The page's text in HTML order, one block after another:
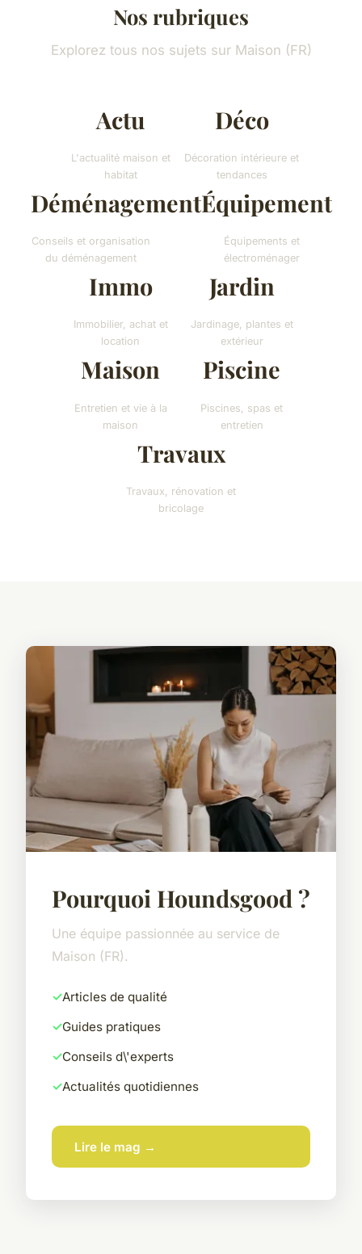
Nos rubriques
Explorez tous nos sujets sur Maison (FR)
Actu
L'actualité maison et
habitat
Déco
Décoration intérieure et
tendances
Déménagement
Conseils et organisation
du déménagement
Équipement
Équipements et
électroménager
Immo
Immobilier, achat et
location
Jardin
Jardinage, plantes et
extérieur
Maison
Entretien et vie à la
maison
Piscine
Piscines, spas et
entretien
Travaux
Travaux, rénovation et
bricolage
Pourquoi Houndsgood ?
Une équipe passionnée au service de
Maison (FR).
Articles de qualité
Guides pratiques
Conseils d\'experts
Actualités quotidiennes
Lire le mag →